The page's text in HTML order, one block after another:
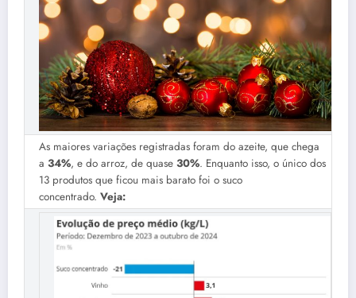
As maiores variações registradas foram do azeite, que chega
a 34%, e do arroz, de quase 30%. Enquanto isso, o único dos
13 produtos que ficou mais barato foi o suco
concentrado. Veja: